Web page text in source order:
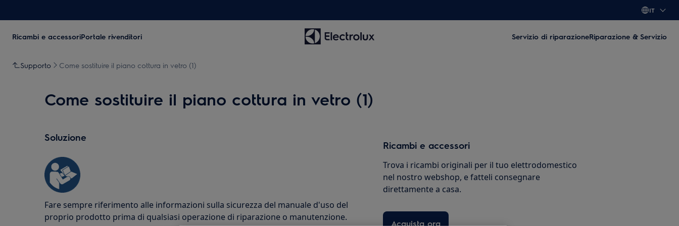
IT
Ricambi e accessoriPortale rivenditori Servizio di riparazioneRiparazione & Servizio
Supporto Come sostituire il piano cottura in vetro (1)
Come sostituire il piano cottura in vetro (1)
Soluzione
Fare sempre riferimento alle informazioni sulla sicurezza del manuale d'uso del
proprio prodotto prima di qualsiasi operazione di riparazione o manutenzione.
Ricambi e accessori
Trova i ricambi originali per il tuo elettrodomestico
nel nostro webshop, e fatteli consegnare
direttamente a casa.
Acquista ora